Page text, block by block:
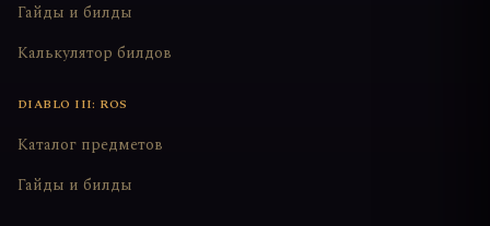
Гайды и билды
Калькулятор билдов
DIABLO III: ROS
Каталог предметов
Гайды и билды